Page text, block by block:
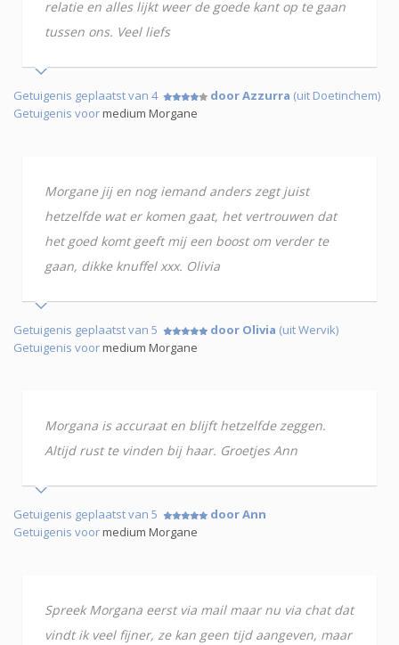
relatie en alles lijkt weer de goede kant op te gaan
tussen ons. Veel liefs
Getuigenis geplaatst van 4 door Azzurra (uit Doetinchem)
Getuigenis voormedium Morgane
Morgane jij en nog iemand anders zegt juist
hetzelfde wat er komen gaat, het vertrouwen dat
het goed komt geeft mij een boost om verder te
gaan, dikke knuffel xxx. Olivia
Getuigenis geplaatst van 5 door Olivia (uit Wervik)
Getuigenis voormedium Morgane
Morgana is accuraat en blijft hetzelfde zeggen.
Altijd rust te vinden bij haar. Groetjes Ann
Getuigenis geplaatst van 5
door Ann
Getuigenis voormedium Morgane
Spreek Morgana eerst via mail maar nu via chat dat
vindt ik veel fijner, ze kan geen tijd aangeven, maar